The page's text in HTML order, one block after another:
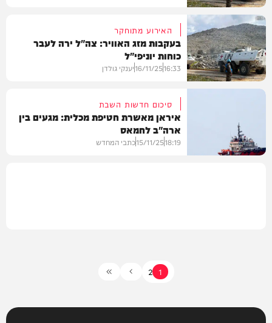
חדשות
חדשות
האירוע מתוחקר
בעקבות מזג האוויר: צה"ל ירה לעבר
כוחות יוניפי"ל
16:33
16/11/25יענקי גולדן
סיכום חדשות השבת
איראן מאשרת חטיפת מכלית: מגעים בין
ארה"ב לחמאס
18:19
15/11/25כתבי המחדש
1
2